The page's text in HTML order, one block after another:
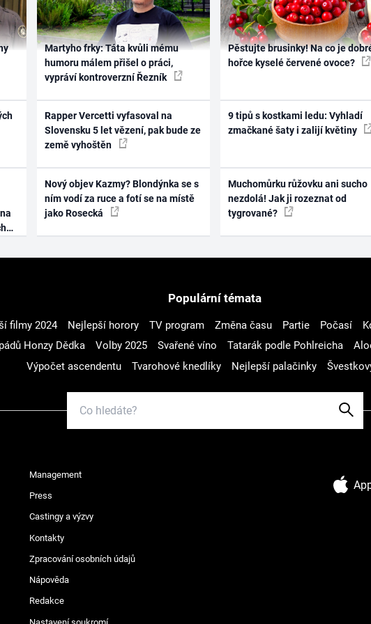
Martyho frky: Táta kvůli mému
humoru málem přišel o práci,
vypráví kontroverzní Řezník
Rapper Vercetti vyfasoval na
Slovensku 5 let vězení, pak bude ze
země vyhoštěn
Nový objev Kazmy? Blondýnka se s
ním vodí za ruce a fotí se na místě
jako Rosecká
Pěstujte brusinky! Na co je
hořce kyselé červené ovoce?
9 tipů s kostkami ledu: Vyhladí
zmačkané šaty i zalijí květiny
Muchomůrku růžovku ani sucho
nezdolá! Jak ji rozeznat od
tygrované?
Populární témata
filmy 2024 Nejlepší horory TV program Změna času Partie Počasí
Honzy Dědka Volby 2025 Svařené víno Tatarák podle Pohlreicha
Výpočet ascendentu
Tvarohové knedlíky Nejlepší palačinky
Management
Press
Castingy a výzvy
Kontakty
Zpracování osobních údajů
Nápověda
Redakce